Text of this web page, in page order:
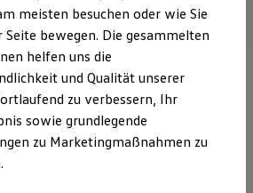
Service
Special
Pflege & Inspektion
anfragen
Vorteile bei Volkswagen Nutzfahrzeuge
Service
& Reifen Service
meisten besuchen oder wie Sie
Seite bewegen. Die gesammelten
helfen uns die
und Qualität unserer
zu verbessern, Ihr
sowie grundlegende
zu Marketingmaßnahmen zu